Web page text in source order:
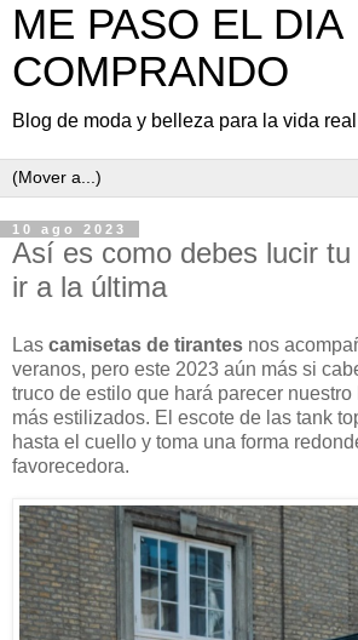
ME PASO EL DIA
COMPRANDO
Blog de moda y belleza para la vida real
10 ago 2023
Así es como debes lucir
ir a la última
Las camisetas de tirantes nos
veranos, pero este 2023 aún más si
truco de estilo que hará parecer
más estilizados. El escote de las tank
hasta el cuello y toma una forma
favorecedora.